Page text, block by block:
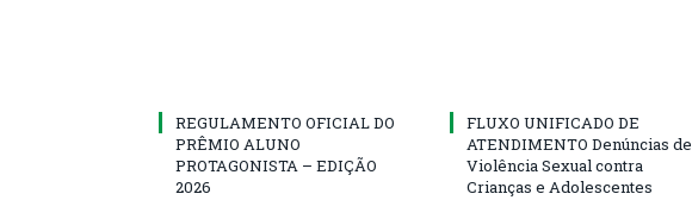
REGULAMENTO OFICIAL DO
PRÊMIO ALUNO
PROTAGONISTA – EDIÇÃO
2026
FLUXO UNIFICADO DE
ATENDIMENTO Denúncias de
Violência Sexual contra
Crianças e Adolescentes